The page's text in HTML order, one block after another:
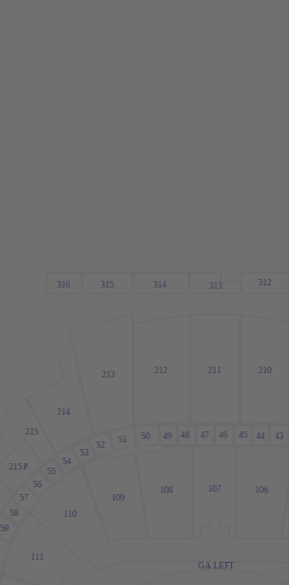
GA LEFT
106
107
108
109
10
210
2
212
213
214
215
215 P
312
313
314
315
316
43
44
45
46
47
48
49
50
51
52
53
54
59
55
56
57
58